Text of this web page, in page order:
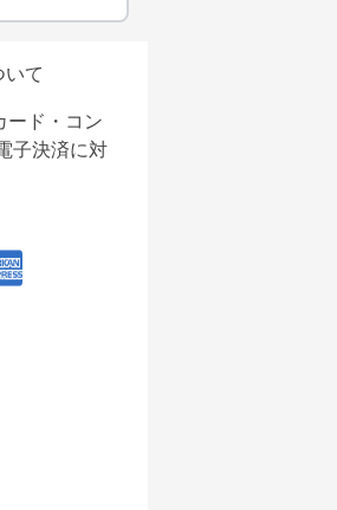
いて
ード・コン
子決済に対